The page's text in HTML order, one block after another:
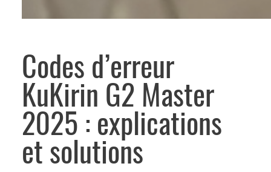
Codes d’erreur
KuKirin G2 Master
2025 : explications
et solutions